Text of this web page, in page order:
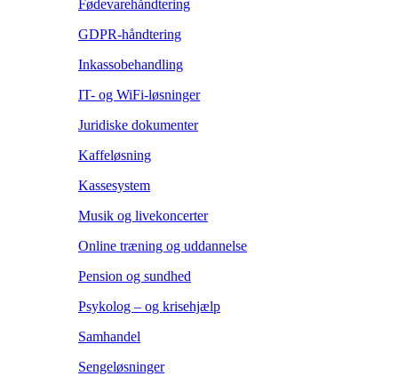
Fødevarehåndtering
GDPR-håndtering
Inkassobehandling
IT- og WiFi-løsninger
Juridiske dokumenter
Kaffeløsning
Kassesystem
Musik og livekoncerter
Online træning og uddannelse
Pension og sundhed
Psykolog – og krisehjælp
Samhandel
Sengeløsninger